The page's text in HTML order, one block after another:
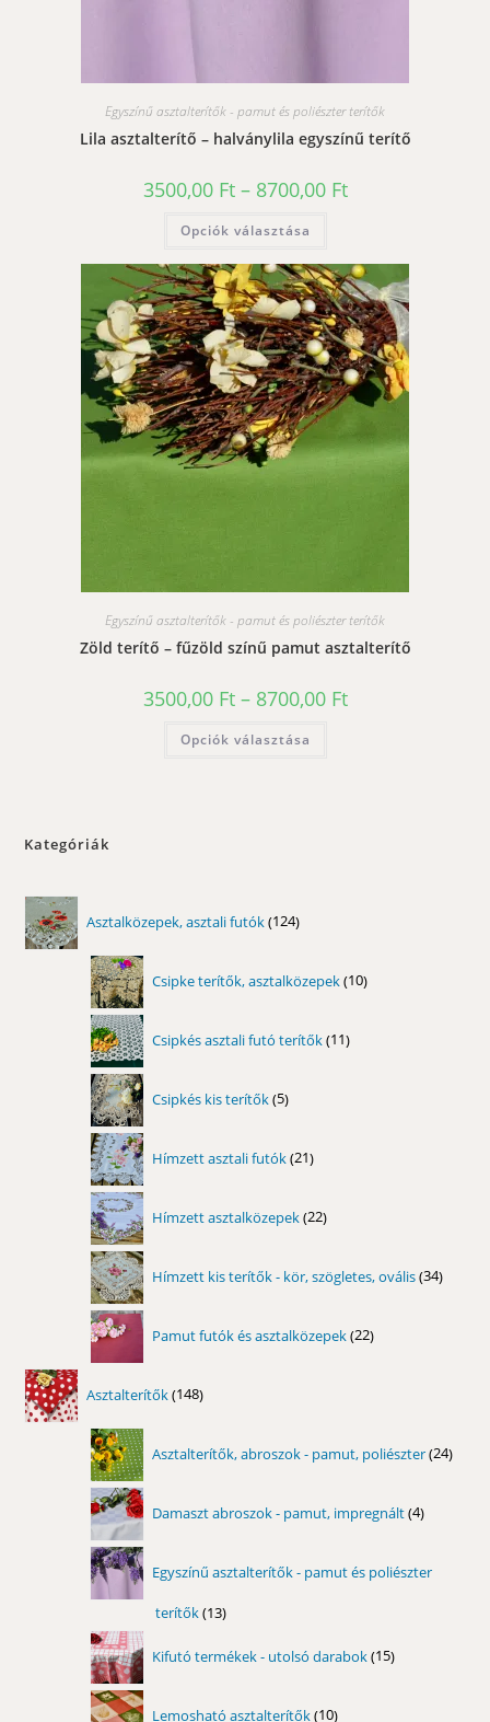
Egyszínű asztalterítők - pamut és poliészter terítők
Lila asztalterítő – halványlila egyszínű terítő
3500,00 Ft – 8700,00 FtÁrtartomány:
3500,00 Ft
Opciók választása
több
variációja
van.
A
változatok
a
termékoldalon
választhatók
ki
Egyszínű asztalterítők - pamut és poliészter terítők
Zöld terítő – fűzöld színű pamut asztalterítő
3500,00 Ft – 8700,00 FtÁrtartomány:
3500,00 Ft
Opciók választása
Kategóriák
Asztalközepek, asztali futók 124
termék
Csipke terítők, asztalközepek 10
termék
Csipkés asztali futó terítők 11
termék
Csipkés kis terítők 5
termék
Hímzett asztali futók 21
termék
Hímzett asztalközepek 22
termék
Hímzett kis terítők - kör, szögletes, ovális 34
termék
Pamut futók és asztalközepek 22
termék
Asztalterítők 148
termék
Asztalterítők, abroszok - pamut, poliészter 24
Damaszt abroszok - pamut, impregnált 4
termék
Egyszínű asztalterítők - pamut és poliészter
terítők 1313
Kifutó termékek - utolsó darabok 15
termék
Lemosható asztalterítők 10